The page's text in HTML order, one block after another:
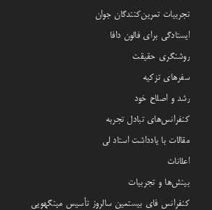
تجربیات تمرین‌کنندگان جوان
ایستادگی برای فالون دافا
روشنگری حقیقت
سفرهای تزکیه
رشد و اصلاح خود
کنفرانس‌های تبادل تجربه
مقالات با یادداشت‌ استاد لی
اعلانات
بینش‌ها و تجربیات
کنفرانس فای بیستمین سالروز تأسیس مینگهویی